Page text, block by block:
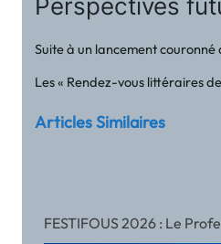
Perspectives
Suite à un lancement
Les « Rendez-vous littéraires
Articles Similaires
FESTIFOUS 2026 : Le